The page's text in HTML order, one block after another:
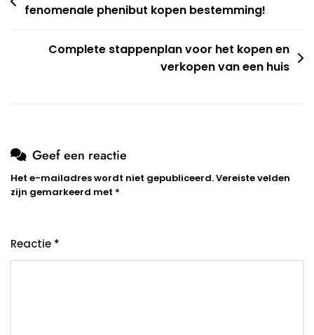
fenomenale phenibut kopen bestemming!
Complete stappenplan voor het kopen en
verkopen van een huis
Geef een reactie
Het e-mailadres wordt niet gepubliceerd.Vereiste velden
zijn gemarkeerd met *
Reactie *